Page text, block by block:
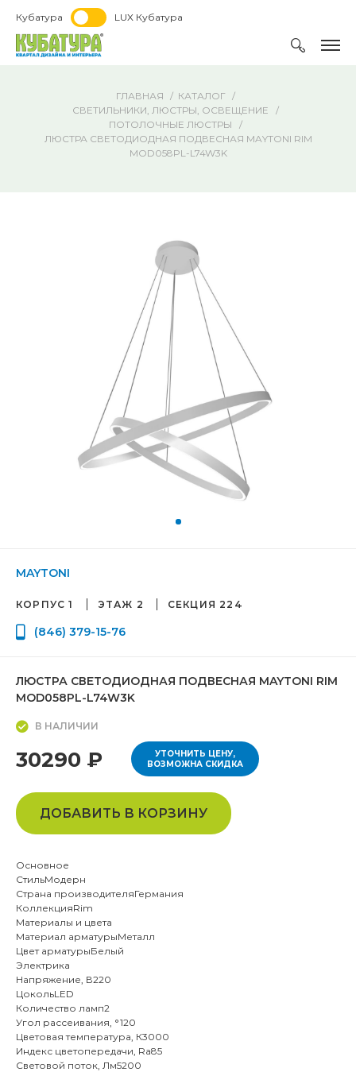
Кубатура LUX Кубатура
ГЛАВНАЯ
КАТАЛОГ
СВЕТИЛЬНИКИ, ЛЮСТРЫ, ОСВЕЩЕНИЕ
ПОТОЛОЧНЫЕ ЛЮСТРЫ
ЛЮСТРА СВЕТОДИОДНАЯ ПОДВЕСНАЯ MAYTONI RIM
MOD058PL-L74W3K
MAYTONI
КОРПУС 1 ЭТАЖ 2 СЕКЦИЯ 224
(846) 379-15-76
ЛЮСТРА СВЕТОДИОДНАЯ ПОДВЕСНАЯ MAYTONI RIM
MOD058PL-L74W3K
В НАЛИЧИИ
30290 ₽
УТОЧНИТЬ ЦЕНУ,
ВОЗМОЖНА СКИДКА
ДОБАВИТЬ В КОРЗИНУ
Основное
СтильМодерн
Страна производителяГермания
КоллекцияRim
Материалы и цвета
Материал арматурыМеталл
Цвет арматурыБелый
Электрика
Напряжение, В220
ЦокольLED
Количество ламп2
Угол рассеивания, °120
Цветовая температура, К3000
Индекс цветопередачи, Ra85
Световой поток, Лм5200